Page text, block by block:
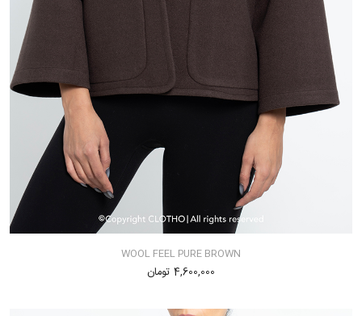
WOOL FEEL PURE BROWN
4,600,000 تومان